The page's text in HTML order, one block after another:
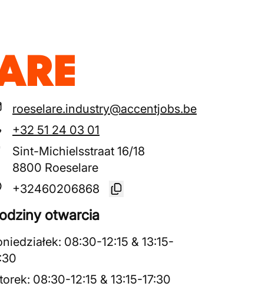
roeselare.industry@accentjobs.be
+32 51 24 03 01
Sint-Michielsstraat 16/18
8800 Roeselare
+32460206868
otwarcia
: 08:30-12:15 & 13:15-
: 08:30-12:15 & 13:15-17:30